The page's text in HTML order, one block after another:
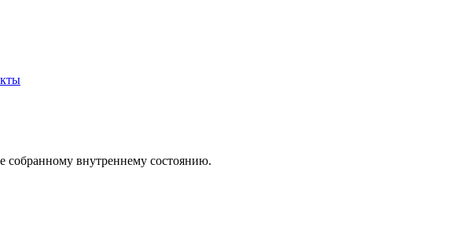
внутреннему состоянию.